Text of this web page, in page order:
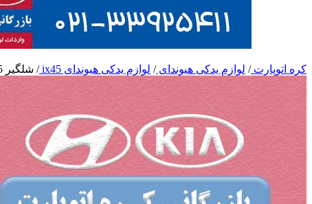
کره اتوپارت/ لوازم یدکی هیوندای/ لوازم یدکی هیوندای ix45 / شلگیر ix45